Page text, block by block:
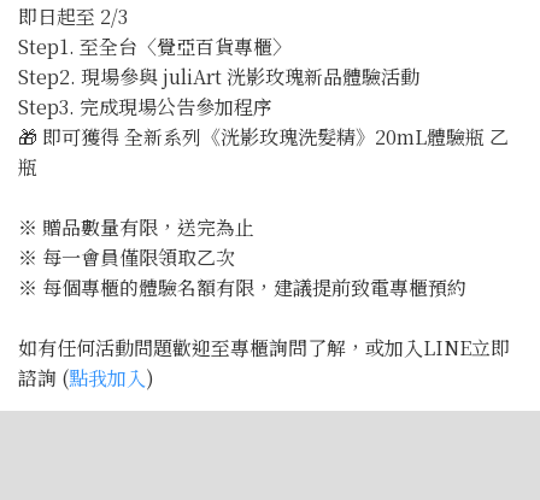
即日起至 2/3
Step1. 至全台〈覺亞百貨專櫃〉
Step2. 現場參與 juliArt 洸影玫瑰新品體驗活動
Step3. 完成現場公告參加程序
🎁 即可獲得 全新系列《洸影玫瑰洗髮精》20mL體驗瓶 乙
瓶
※ 贈品數量有限，送完為止
※ 每一會員僅限領取乙次
※ 每個專櫃的體驗名額有限，建議提前致電專櫃預約
如有任何活動問題歡迎至專櫃詢問了解，或加入LINE立即
諮詢 (點我加入)